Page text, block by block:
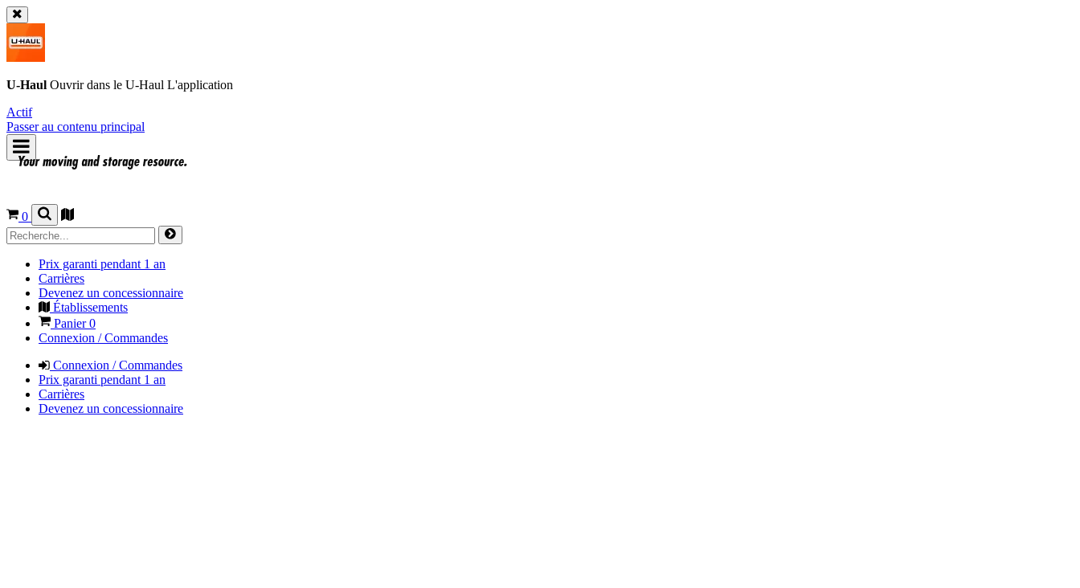
U-Haul Ouvrir dans le U-Haul L'application
Actif
Passer au contenu principal
0
Prix garanti pendant 1 an
Carrières
Devenez un concessionnaire
Établissements
Panier0
Connexion / Commandes
Connexion / Commandes
Prix garanti pendant 1 an
Carrières
Devenez un concessionnaire